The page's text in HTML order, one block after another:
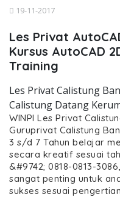
19-11-2017
Les Privat
Kursus AutoCAD
Training
Les Privat Calistung
Calistung Datang
WINPI Les Privat
Guruprivat Calistung
3 s/d 7 Tahun belajar
secara kreatif sesuai
&#9742; 0818-0813-
sangat penting untuk
sukses sesuai